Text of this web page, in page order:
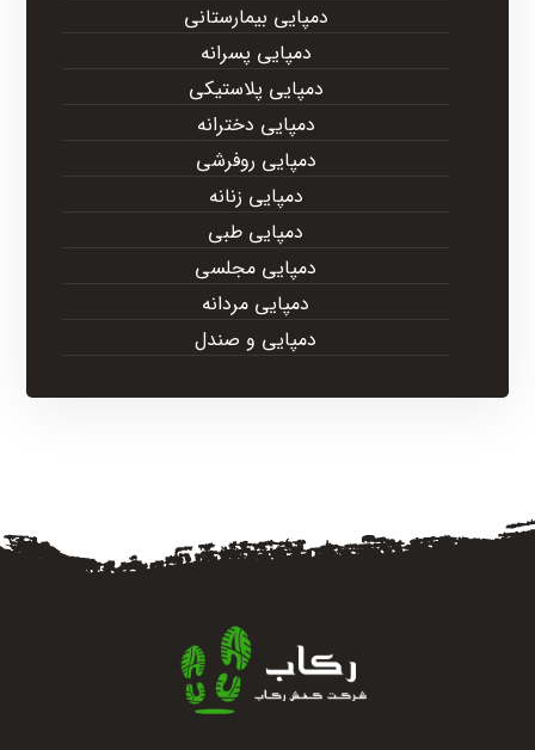
دمپایی بیمارستانی
دمپایی پسرانه
دمپایی پلاستیکی
دمپایی دخترانه
دمپایی روفرشی
دمپایی زنانه
دمپایی طبی
دمپایی مجلسی
دمپایی مردانه
دمپایی و صندل